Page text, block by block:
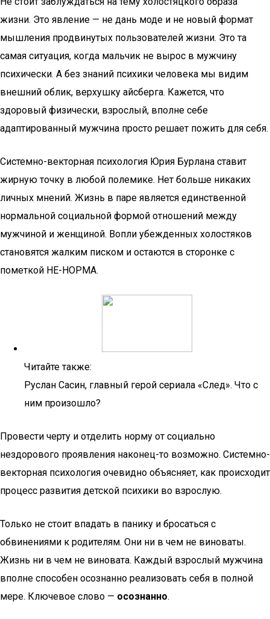
жизни. Это явление — не дань моде и не новый формат
мышления продвинутых пользователей жизни. Это та
самая ситуация, когда мальчик не вырос в мужчину
психически. А без знаний психики человека мы видим
внешний облик, верхушку айсберга. Кажется, что
здоровый физически, взрослый, вполне себе
адаптированный мужчина просто решает пожить для себя.
Системно-векторная психология Юрия Бурлана ставит
жирную точку в любой полемике. Нет больше никаких
личных мнений. Жизнь в паре является единственной
нормальной социальной формой отношений между
мужчиной и женщиной. Вопли убежденных холостяков
становятся жалким писком и остаются в сторонке с
пометкой НЕ-НОРМА.
Читайте также:
Руслан Сасин, главный герой сериала «След». Что с
ним произошло?
Провести черту и отделить норму от социально
нездорового проявления наконец-то возможно. Системно-
векторная психология очевидно объясняет, как происходит
процесс развития детской психики во взрослую.
Только не стоит впадать в панику и бросаться с
обвинениями к родителям. Они ни в чем не виноваты.
Жизнь ни в чем не виновата. Каждый взрослый мужчина
вполне способен осознанно реализовать себя в полной
мере. Ключевое слово — осознанно.